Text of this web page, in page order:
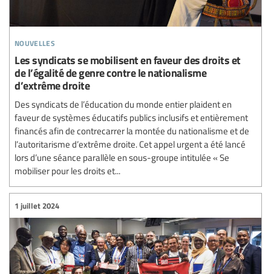
nouvelles
Les syndicats se mobilisent en faveur des droits et
de l’égalité de genre contre le nationalisme
d’extrême droite
Des syndicats de l’éducation du monde entier plaident en
faveur de systèmes éducatifs publics inclusifs et entièrement
financés afin de contrecarrer la montée du nationalisme et de
l’autoritarisme d’extrême droite. Cet appel urgent a été lancé
lors d’une séance parallèle en sous-groupe intitulée « Se
mobiliser pour les droits et...
1 juillet 2024